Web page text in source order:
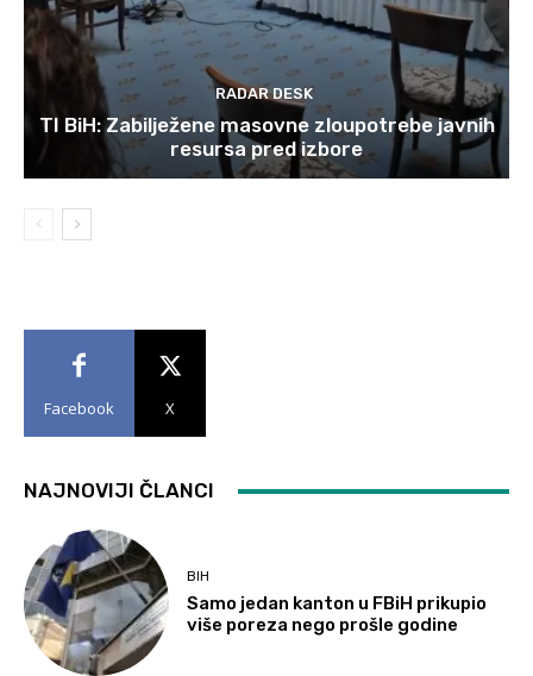
RADAR DESK
TI BiH: Zabilježene masovne zloupotrebe javnih
resursa pred izbore
Facebook X
NAJNOVIJI ČLANCI
BIH
Samo jedan kanton u FBiH prikupio
više poreza nego prošle godine